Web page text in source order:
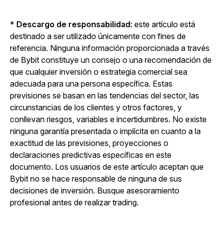
* Descargo de responsabilidad: este artículo está
destinado a ser utilizado únicamente con fines de
referencia. Ninguna información proporcionada a través
de Bybit constituye un consejo o una recomendación de
que cualquier inversión o estrategia comercial sea
adecuada para una persona específica. Estas
previsiones se basan en las tendencias del sector, las
circunstancias de los clientes y otros factores, y
conllevan riesgos, variables e incertidumbres. No existe
ninguna garantía presentada o implícita en cuanto a la
exactitud de las previsiones, proyecciones o
declaraciones predictivas específicas en este
documento. Los usuarios de este artículo aceptan que
Bybit no se hace responsable de ninguna de sus
decisiones de inversión. Busque asesoramiento
profesional antes de realizar trading.